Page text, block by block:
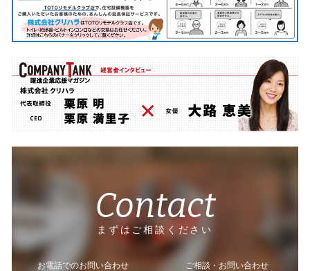
Contact
まずはご相談ください
お電話でのお問い合わせ ご相談・お問い合わせ